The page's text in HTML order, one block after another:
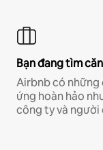
Bạn đang tìm
Airbnb có những
ứng hoàn hảo
công ty và người